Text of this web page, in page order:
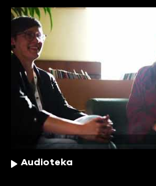
Audioteka